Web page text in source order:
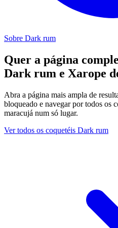
Sobre Dark rum
Quer a página
Dark rum e Xarope
Abra a página mais ampla de
bloqueado e navegar por todos os
maracujá num só lugar.
Ver todos os coquetéis Dark rum